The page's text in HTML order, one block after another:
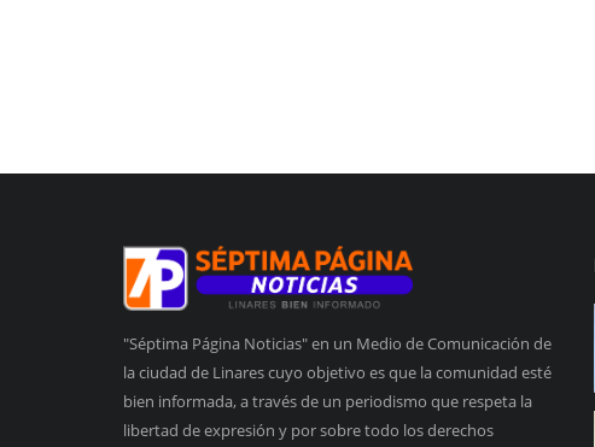
"Séptima Página Noticias" en un Medio de Comunicación de
la ciudad de Linares cuyo objetivo es que la comunidad esté
bien informada, a través de un periodismo que respeta la
libertad de expresión y por sobre todo los derechos